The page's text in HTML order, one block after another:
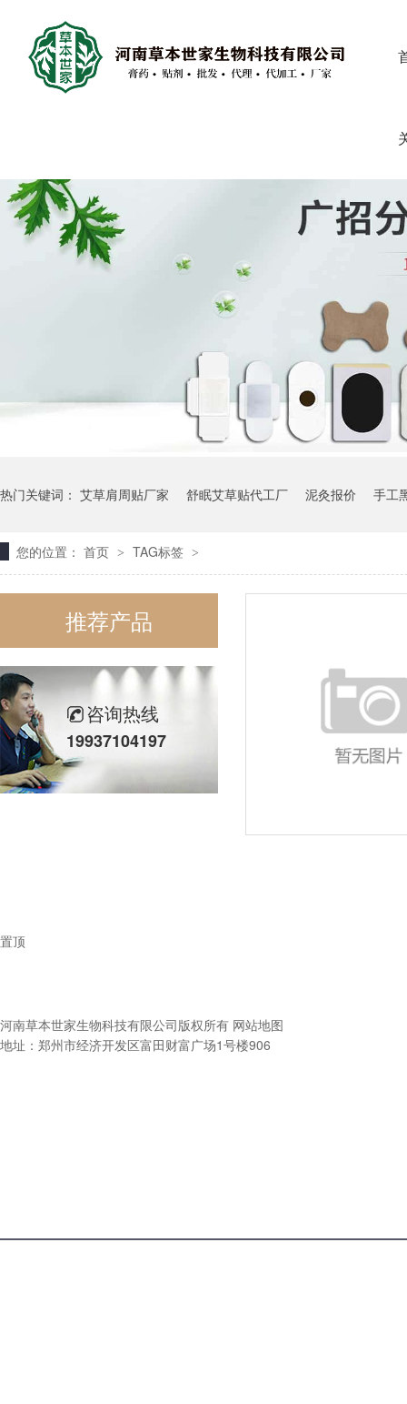
热门关键词： 艾草肩周贴厂家 舒眠艾草贴代工厂 泥灸报价 手工
您的位置： 首页 > TAG标签 >
推荐产品
咨询热线
19937104197
置顶
河南草本世家生物科技有限公司版权所有 网站地图
地址：郑州市经济开发区富田财富广场1号楼906